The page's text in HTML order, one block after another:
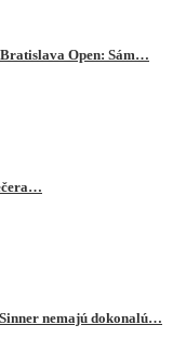
Open: Sám…
nemajú dokonalú…